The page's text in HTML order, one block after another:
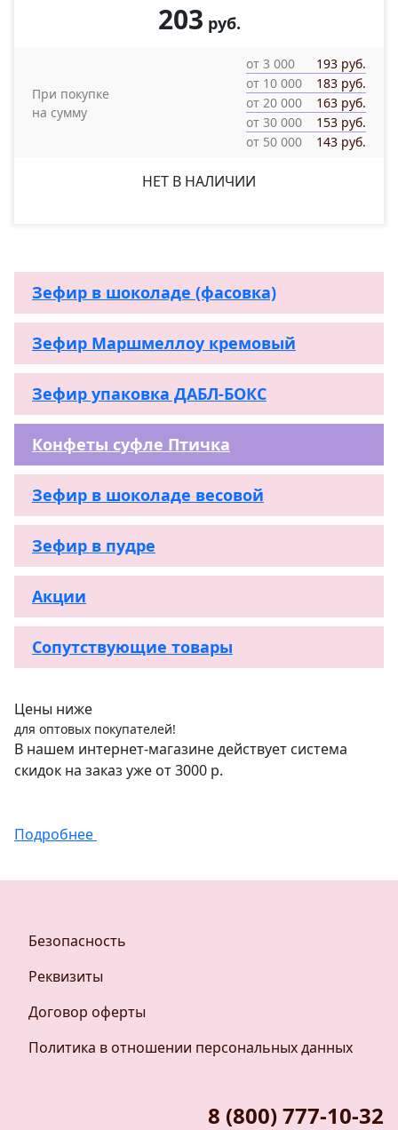
Зефир в шоколаде (фасовка)
Зефир Маршмеллоу кремовый
Зефир упаковка ДАБЛ-БОКС
Конфеты суфле Птичка
Зефир в шоколаде весовой
Зефир в пудре
Акции
Сопутствующие товары
Цены ниже
для оптовых покупателей!
В нашем интернет-магазине действует система
скидок на заказ уже от 3000 р.
Подробнее
203 руб.
При покупке
на сумму
от 3 000
193 руб.
от 10 000
183 руб.
от 20 000
163 руб.
от 30 000
153 руб.
от 50 000
143 руб.
НЕТ В НАЛИЧИИ
Безопасность
Реквизиты
Договор оферты
Политика в отношении персональных данных
8 (800) 777-10-32